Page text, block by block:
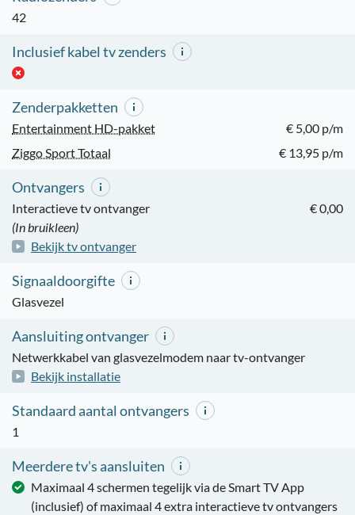
42
Inclusief kabel tv zenders
Zenderpakketten
Entertainment HD-pakket
€ 5,00 p/m
Ziggo Sport Totaal
€ 13,95 p/m
Ontvangers
Interactieve tv ontvanger
€ 0,00
(In bruikleen)
Bekijk tv ontvanger
Signaaldoorgifte
Glasvezel
Aansluiting ontvanger
Netwerkkabel van glasvezelmodem naar tv-ontvanger
Bekijk installatie
Standaard aantal ontvangers
1
Meerdere tv's aansluiten
Maximaal 4 schermen tegelijk via de Smart TV App
(inclusief) of maximaal 4 extra interactieve tv ontvangers